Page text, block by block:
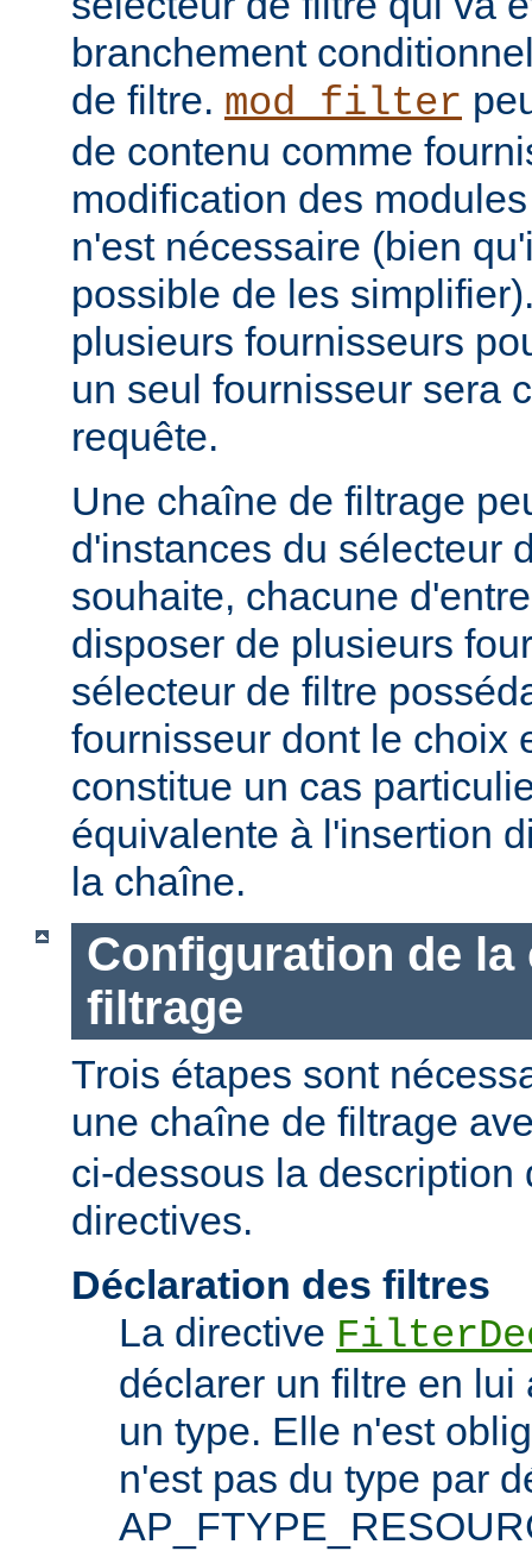
branchement
de filtre. mod_filter
de contenu comme
modification des
n'est nécessaire (bien
possible de les
plusieurs fournisseurs
un seul fournisseur sera
requête.
Une chaîne de filtrage
d'instances du sélecteur
souhaite, chacune
disposer de plusieurs
sélecteur de filtre
fournisseur dont le choix
constitue un cas
équivalente à l'insertion
la chaîne.
Configuration de la
filtrage
Trois étapes sont
une chaîne de filtrage
ci-dessous la description
directives.
Déclaration des filtres
La directive
déclarer un filtre en
un type. Elle n'est
n'est pas du type par